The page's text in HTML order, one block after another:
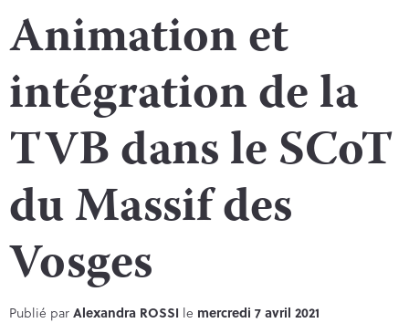
Animation et
intégration de la
TVB dans le SCoT
du Massif des
Vosges
Publié parAlexandra ROSSI le mercredi 7 avril 2021